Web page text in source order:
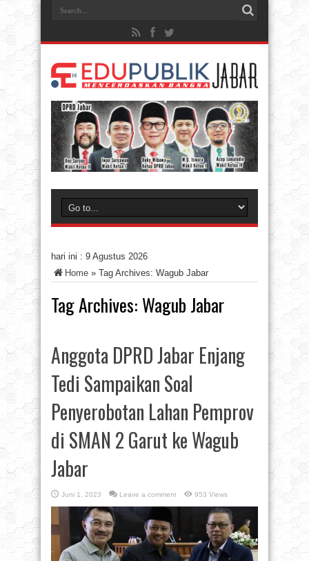
hari ini : 9 Agustus 2026
Home » Tag Archives: Wagub Jabar
Tag Archives: Wagub Jabar
Anggota DPRD Jabar Enjang
Tedi Sampaikan Soal
Penyerobotan Lahan Pemprov
di SMAN 2 Garut ke Wagub
Jabar
Juni 1, 2023 Leave a comment 953 Views